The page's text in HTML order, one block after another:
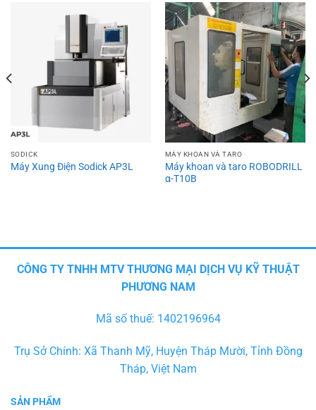
SODICK
Máy Xung Điện Sodick AP3L
MÁY KHOAN VÀ TARO
Máy khoan và taro ROBODRILL
α-T10B
CÔNG TY TNHH MTV THƯƠNG MẠI DỊCH VỤ KỸ THUẬT
PHƯƠNG NAM
Mã số thuế: 1402196964
Trụ Sở Chính: Xã Thanh Mỹ, Huyện Tháp Mười, Tỉnh Đồng
Tháp, Việt Nam
SẢN PHẨM